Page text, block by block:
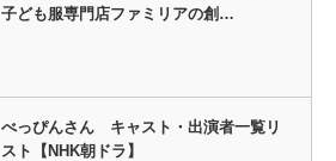
子ども服専門店ファミリアの創…
べっぴんさん キャスト・出演者一覧リ
スト【NHK朝ドラ】